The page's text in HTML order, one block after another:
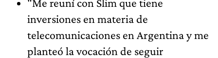
inversiones en materia de
telecomunicaciones en Argentina y me
planteó la vocación de seguir